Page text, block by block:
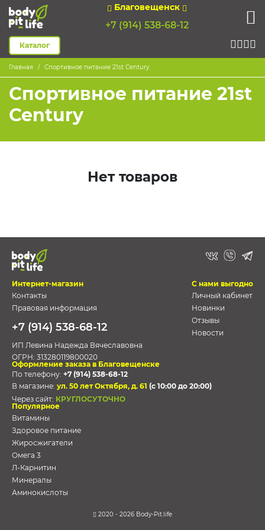
Благовещенск
+7 (914) 538-68-12
Каталог
Главная Спортивное питание 21st Century
Спортивное питание 21st
Century
Нет товаров
Интернет-магазин
Контакты
Правовая информация
+7 (914) 538-68-12
ИП Левина Надежда Вячеславовна
ОГРН: 313280119800020
С нами выгодно
Личный кабинет
Новинки
Отзывы
Новости
Оформление заказа в Благовещенске
По телефону: +7 (914) 538-68-12
В магазине: ул. 50 лет Октября, д. 61 (с 10:00 до 20:00)
Через сайт: КРУГЛОСУТОЧНО
Популярное
Витамины
Здоровое питание
Жиросжигатели
Омега 3
Л-Карнитин
Минералы
Аминокислоты
2020 - 2026 Body-Pit.life